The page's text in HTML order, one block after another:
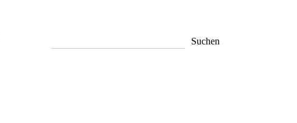
Suchen